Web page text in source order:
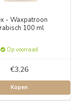
- Waxpatroon
100 ml
Op voorraad
€3,26
Kopen